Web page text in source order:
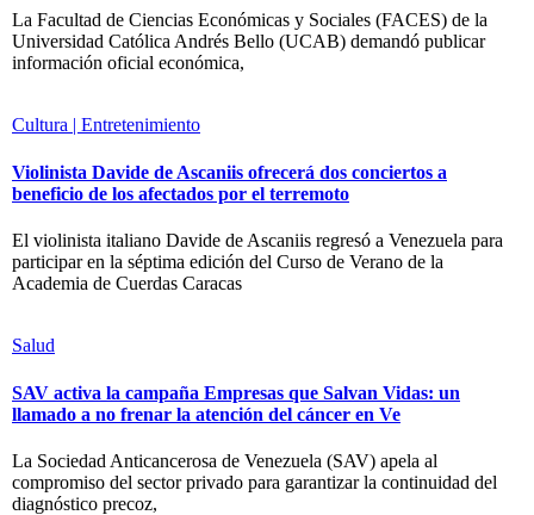
La Facultad de Ciencias Económicas y Sociales (FACES) de la
Universidad Católica Andrés Bello (UCAB) demandó publicar
información oficial económica,
Cultura | Entretenimiento
Violinista Davide de Ascaniis ofrecerá dos conciertos a
beneficio de los afectados por el terremoto
El violinista italiano Davide de Ascaniis regresó a Venezuela para
participar en la séptima edición del Curso de Verano de la
Academia de Cuerdas Caracas
Salud
SAV activa la campaña Empresas que Salvan Vidas: un
llamado a no frenar la atención del cáncer en Ve
La Sociedad Anticancerosa de Venezuela (SAV) apela al
compromiso del sector privado para garantizar la continuidad del
diagnóstico precoz,